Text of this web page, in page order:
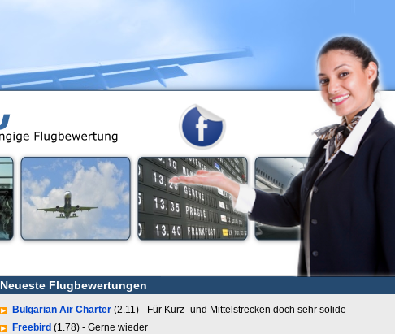
Neueste Flugbewertungen
Bulgarian Air Charter (2.11) - Für Kurz- und Mittelstrecken doch sehr solide
Freebird (1.78) - Gerne wieder